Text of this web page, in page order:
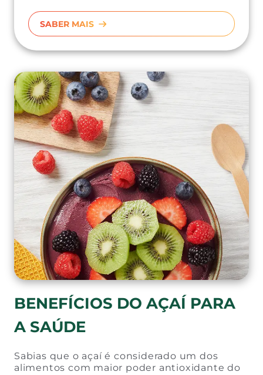
SABER MAIS
BENEFÍCIOS DO AÇAÍ PARA
A SAÚDE
Sabias que o açaí é considerado um dos
alimentos com maior poder antioxidante do